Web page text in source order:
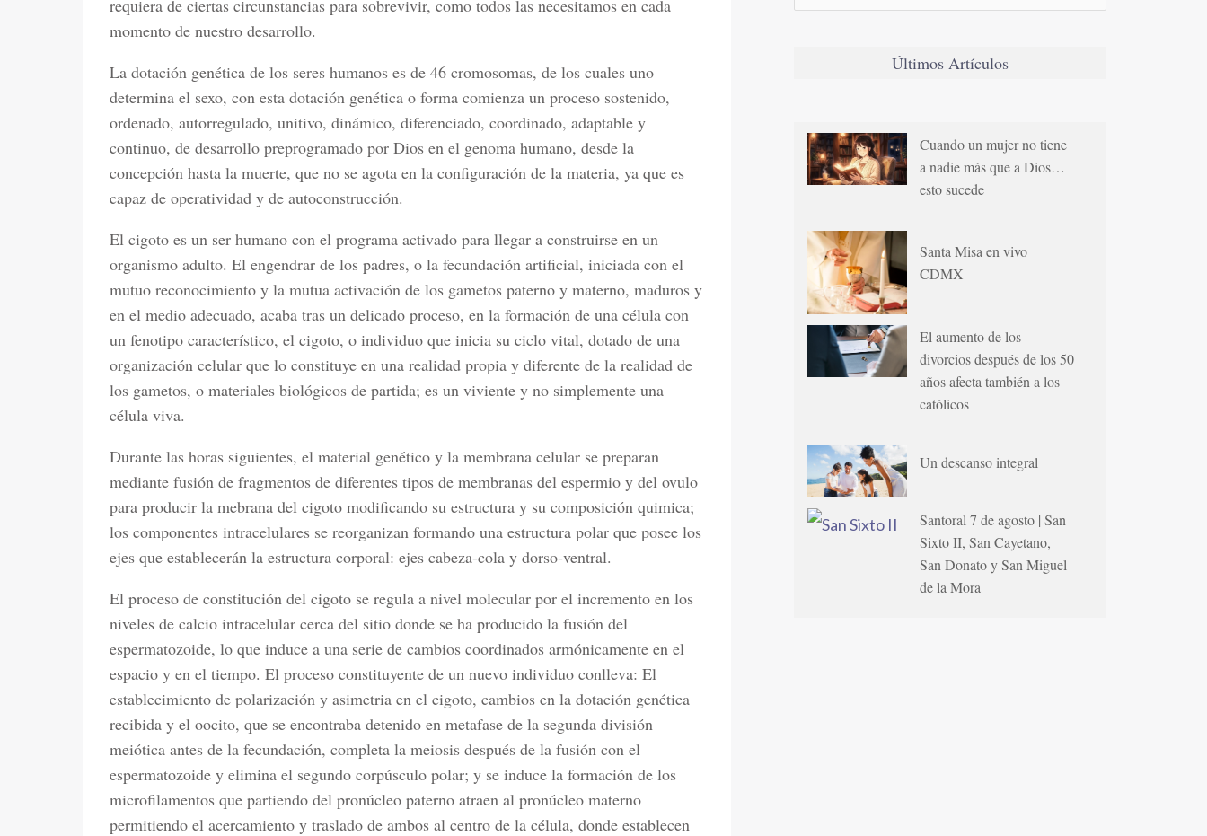
requiera de ciertas circunstancias para sobrevivir, como todos las necesitamos en cada
momento de nuestro desarrollo.
La dotación genética de los seres humanos es de 46 cromosomas, de los cuales uno
determina el sexo, con esta dotación genética o forma comienza un proceso sostenido,
ordenado, autorregulado, unitivo, dinámico, diferenciado, coordinado, adaptable y
continuo, de desarrollo preprogramado por Dios en el genoma humano, desde la
concepción hasta la muerte, que no se agota en la configuración de la materia, ya que es
capaz de operatividad y de autoconstrucción.
El cigoto es un ser humano con el programa activado para llegar a construirse en un
organismo adulto. El engendrar de los padres, o la fecundación artificial, iniciada con el
mutuo reconocimiento y la mutua activación de los gametos paterno y materno, maduros y
en el medio adecuado, acaba tras un delicado proceso, en la formación de una célula con
un fenotipo característico, el cigoto, o individuo que inicia su ciclo vital, dotado de una
organización celular que lo constituye en una realidad propia y diferente de la realidad de
los gametos, o materiales biológicos de partida; es un viviente y no simplemente una
célula viva.
Durante las horas siguientes, el material genético y la membrana celular se preparan
mediante fusión de fragmentos de diferentes tipos de membranas del espermio y del ovulo
para producir la mebrana del cigoto modificando su estructura y su composición quimica;
los componentes intracelulares se reorganizan formando una estructura polar que posee los
ejes que establecerán la estructura corporal: ejes cabeza-cola y dorso-ventral.
El proceso de constitución del cigoto se regula a nivel molecular por el incremento en los
niveles de calcio intracelular cerca del sitio donde se ha producido la fusión del
espermatozoide, lo que induce a una serie de cambios coordinados armónicamente en el
espacio y en el tiempo. El proceso constituyente de un nuevo individuo conlleva: El
establecimiento de polarización y asimetria en el cigoto, cambios en la dotación genética
recibida y el oocito, que se encontraba detenido en metafase de la segunda división
meiótica antes de la fecundación, completa la meiosis después de la fusión con el
espermatozoide y elimina el segundo corpúsculo polar; y se induce la formación de los
microfilamentos que partiendo del pronúcleo paterno atraen al pronúcleo materno
permitiendo el acercamiento y traslado de ambos al centro de la célula, donde establecen
Últimos Artículos
Cuando un mujer no tiene
a nadie más que a Dios…
esto sucede
Santa Misa en vivo
CDMX
El aumento de los
divorcios después de los 50
años afecta también a los
católicos
Un descanso integral
Santoral 7 de agosto | San
Sixto II, San Cayetano,
San Donato y San Miguel
de la Mora